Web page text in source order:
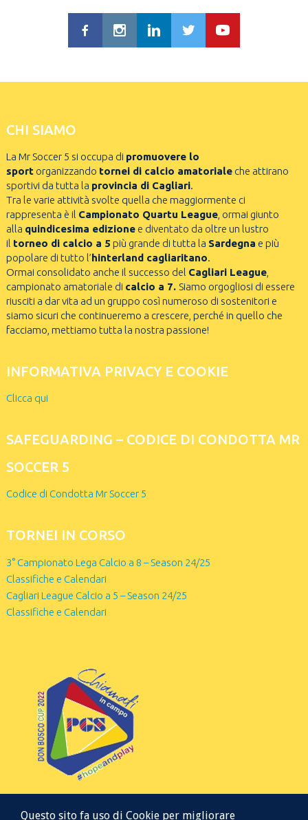
CHI SIAMO
La Mr Soccer 5 si occupa di promuovere lo
sportorganizzando tornei di calcio amatorialeche attirano
sportivi da tutta la provincia di Cagliari.
Tra le varie attività svolte quella che maggiormente ci
rappresenta è il Campionato Quartu League, ormai giunto
alla quindicesima edizionee diventato da oltre un lustro
il torneo di calcio a 5 più grande di tutta la Sardegna e più
popolare di tutto l’hinterland cagliaritano.
Ormai consolidato anche il successo del Cagliari League,
campionato amatoriale di calcio a 7. Siamo orgogliosi di essere
riusciti a dar vita ad un gruppo così numeroso di sostenitori e
siamo sicuri che continueremo a crescere, perché in quello che
facciamo, mettiamo tutta la nostra passione!
INFORMATIVA PRIVACY E COOKIE
Clicca qui
SAFEGUARDING – CODICE DI CONDOTTA MR
SOCCER 5
Codice di Condotta Mr Soccer 5
TORNEI IN CORSO
3° Campionato Lega Calcio a 8 – Season 24/25
Classifiche e Calendari
Cagliari League Calcio a 5 – Season 24/25
Classifiche e Calendari
Questo sito fa uso di Cookie per migliorare